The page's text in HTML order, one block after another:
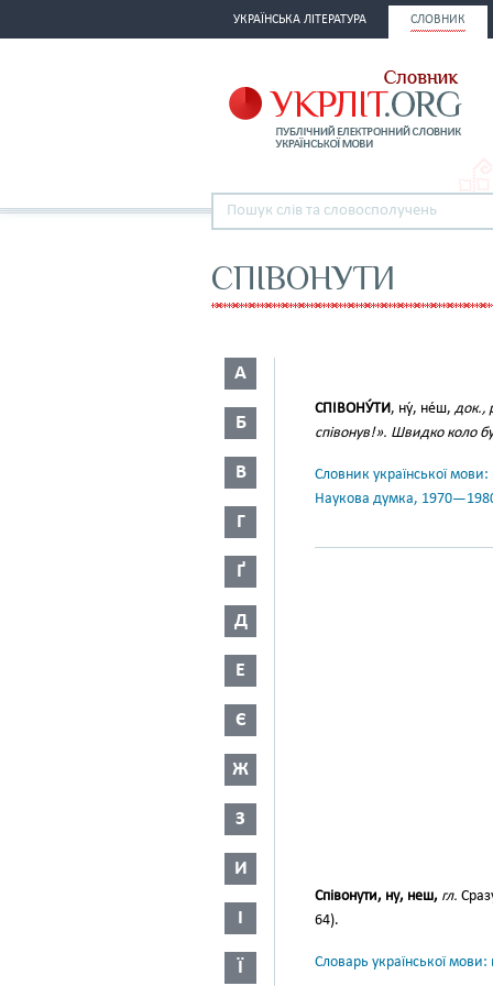
УКРАЇНСЬКА ЛІТЕРАТУРА СЛОВНИК
СПІВОНУТИ
А
Б
В
Г
Ґ
Д
Е
Є
Ж
З
И
І
Ї
СПІВОНУ́ТИ, ну́, не́ш, док.,
співонув!». Швидко коло
Словник української
Наукова думка,
Співонути, ну, неш, гл.
64).
Словарь української